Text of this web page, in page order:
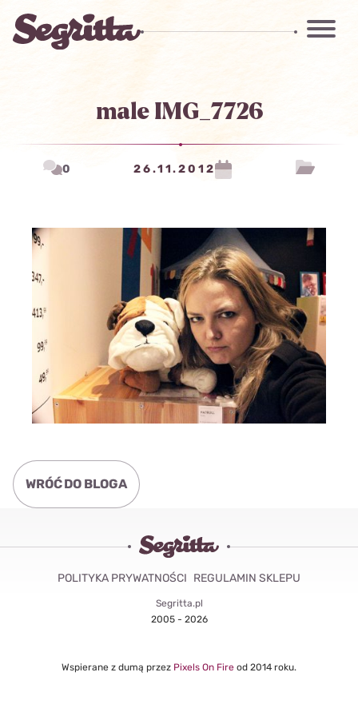
male IMG_7726
0 26.11.2012
WRÓĆ DO BLOGA
Segritta.pl
2005 - 2026
POLITYKA PRYWATNOŚCI REGULAMIN SKLEPU
Wspierane z dumą przez Pixels On Fire od 2014 roku.